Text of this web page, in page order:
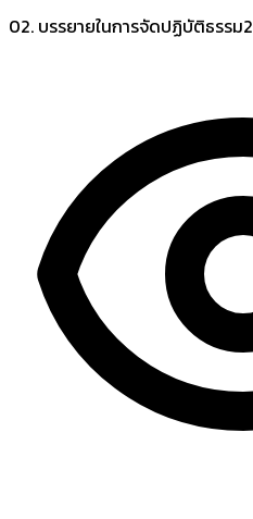
02. บรรยายในการจัดปฏิบัติธรรม2